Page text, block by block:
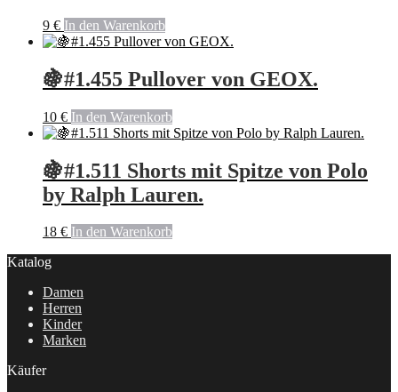
9 € In den Warenkorb
🍇#1.455 Pullover von GEOX.
10 € In den Warenkorb
🍇#1.511 Shorts mit Spitze von Polo
by Ralph Lauren.
18 € In den Warenkorb
Katalog
Damen
Herren
Kinder
Marken
Käufer